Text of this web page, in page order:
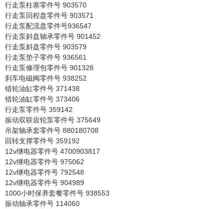
行走泵柱塞零件号 903570
行走泵回程盘零件号 903571
行走泵配流盘零件号936547
行走泵斜盘轴承零件号 901452
行走泵斜盘零件号 903579
行走泵垫子零件号 936561
行走泵修理包零件号 901328
刹车电磁阀零件号 938252
错轮油缸零件号 371438
错轮油缸零件号 373406
行走泵零件号 359142
振动双联齿轮泵零件号 375649
吊架轴承套零件号 880180708
回转支撑零件号 359192
12v继电器零件号 4700903817
12v继电器零件号 975062
12v继电器零件号 792548
12v继电器零件号 904989
1000小时保养套餐零件号 938553
振动轴承零件号 114060